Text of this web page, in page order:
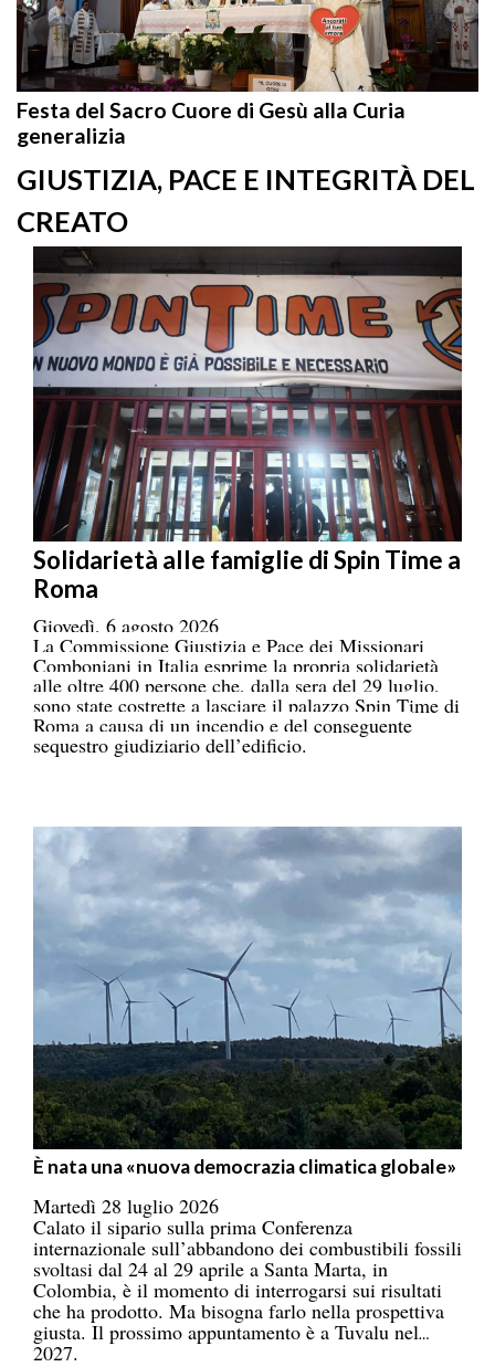
Festa del Sacro Cuore di Gesù alla Curia
generalizia
GIUSTIZIA, PACE E INTEGRITÀ DEL
CREATO
Solidarietà alle famiglie di Spin Time a
Roma
Giovedì, 6 agosto 2026
La Commissione Giustizia e Pace dei Missionari
Comboniani in Italia esprime la propria solidarietà
alle oltre 400 persone che, dalla sera del 29 luglio,
sono state costrette a lasciare il palazzo Spin Time di
Roma a causa di un incendio e del conseguente
sequestro giudiziario dell’edificio.
È nata una «nuova democrazia climatica globale»
Martedì 28 luglio 2026
Calato il sipario sulla prima Conferenza
internazionale sull’abbandono dei combustibili fossili
svoltasi dal 24 al 29 aprile a Santa Marta, in
Colombia, è il momento di interrogarsi sui risultati
che ha prodotto. Ma bisogna farlo nella prospettiva
giusta. Il prossimo appuntamento è a Tuvalu nel
2027.